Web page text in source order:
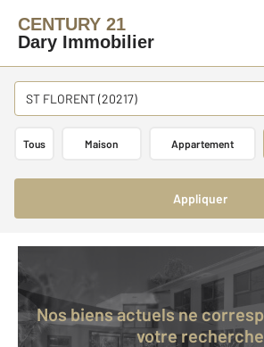
CENTURY 21
Dary Immobilier
ST FLORENT (20217)
Tous Maison Appartement
Appliquer
Nos biens actuels ne correspondent pas à
votre recherche